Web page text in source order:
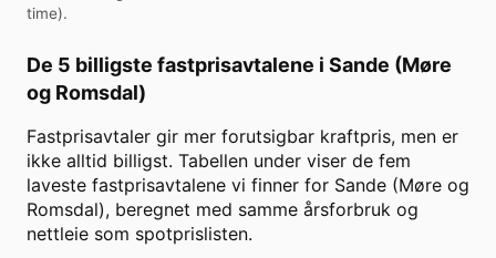
time).
De 5 billigste fastprisavtalene i Sande (Møre
og Romsdal)
Fastprisavtaler gir mer forutsigbar kraftpris, men er
ikke alltid billigst. Tabellen under viser de fem
laveste fastprisavtalene vi finner for Sande (Møre og
Romsdal), beregnet med samme årsforbruk og
nettleie som spotprislisten.